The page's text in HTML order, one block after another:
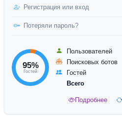
Регистрация или вход
Потеряли пароль?
95%
Гостей
Пользователей
Поисковых ботов
Гостей
Всего
Подробнее